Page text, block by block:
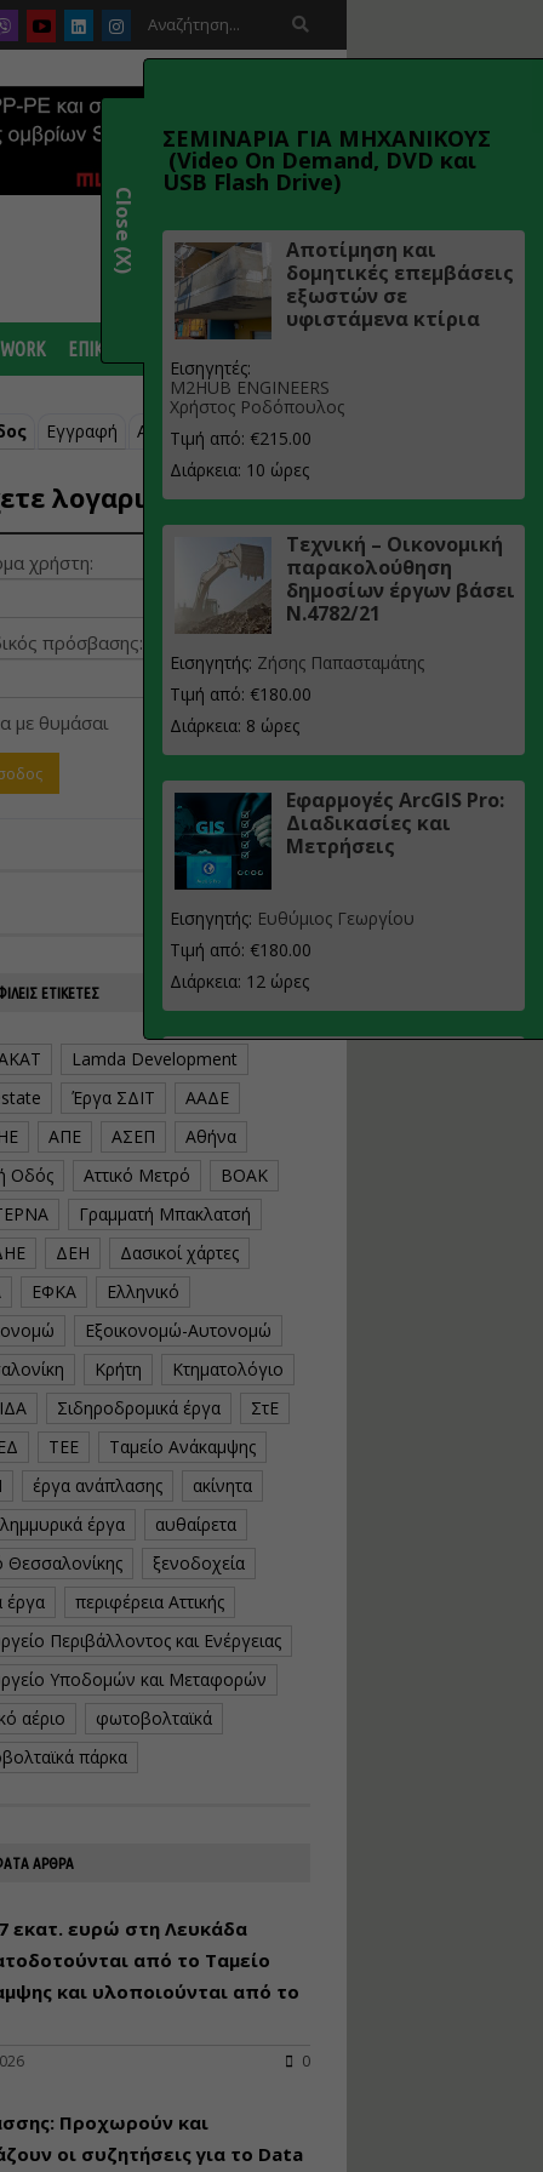

ΕΠΙΚΟΙΝΩΝΙΑ
Εγγραφή Ανάκτηση κωδικού
λογαριασμό;
χρήστη:
πρόσβασης:
με θυμάσαι
ΕΤΙΚΈΤΕΣ
Lamda Development
Έργα ΣΔΙΤ
ΑΑΔΕ
ΑΠΕ ΑΣΕΠ
Αθήνα
Οδός
Αττικό Μετρό
ΒΟΑΚ
Γραμματή Μπακλατσή
ΔΕΗ
Δασικοί χάρτες
ΕΦΚΑ
Ελληνικό
Εξοικονομώ-Αυτονομώ
Κρήτη
Κτηματολόγιο
Σιδηροδρομικά έργα
ΣτΕ
ΤΕΕ
Ταμείο Ανάκαμψης
έργα ανάπλασης
ακίνητα
έργα
αυθαίρετα
Θεσσαλονίκης
ξενοδοχεία
έργα
περιφέρεια Αττικής
Περιβάλλοντος και Ενέργειας
Υποδομών και Μεταφορών
αέριο
φωτοβολταϊκά
πάρκα
ΑΡΘΡΑ
εκατ. ευρώ στη Λευκάδα
από το Ταμείο
και υλοποιούνται από το
0
Προχωρούν και
οι συζητήσεις για το Data
ΣΕΜΙΝΑΡΙΑ ΓΙΑ ΜΗΧΑΝΙΚΟΥΣ
(Video On Demand, DVD και
USB Flash Drive)
Αποτίμηση και
δομητικές επεμβάσεις
εξωστών σε
υφιστάμενα κτίρια
Εισηγητές:
M2HUB ENGINEERS
Χρήστος Ροδόπουλος
Τιμή από: €215.00
Διάρκεια: 10 ώρες
Τεχνική – Οικονομική
παρακολούθηση
δημοσίων έργων βάσει
Ν.4782/21
Εισηγητής: Ζήσης Παπασταμάτης
Τιμή από: €180.00
Διάρκεια: 8 ώρες
Εφαρμογές ArcGIS Pro:
Διαδικασίες και
Μετρήσεις
Εισηγητής: Ευθύμιος Γεωργίου
Τιμή από: €180.00
Διάρκεια: 12 ώρες
Εισηγητής:
Τιμή από: €230.00
Διάρκεια: 16 ώρες
Εισηγητής:
Τιμή από: €275.00
τουριστικών μονάδων
Νικόλαος Σαρούκος
Διάρκεια: 8 ώρες
Close (X)